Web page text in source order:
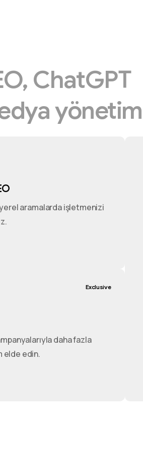
ChatGPT
aramalarda işletmenizi
daha fazla
elde edin.
Exclusive